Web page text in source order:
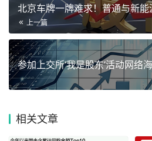
北京车牌一牌难求！普通与新
上一篇
相关文章